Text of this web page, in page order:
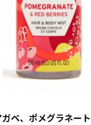
ベ、ポメグラネート